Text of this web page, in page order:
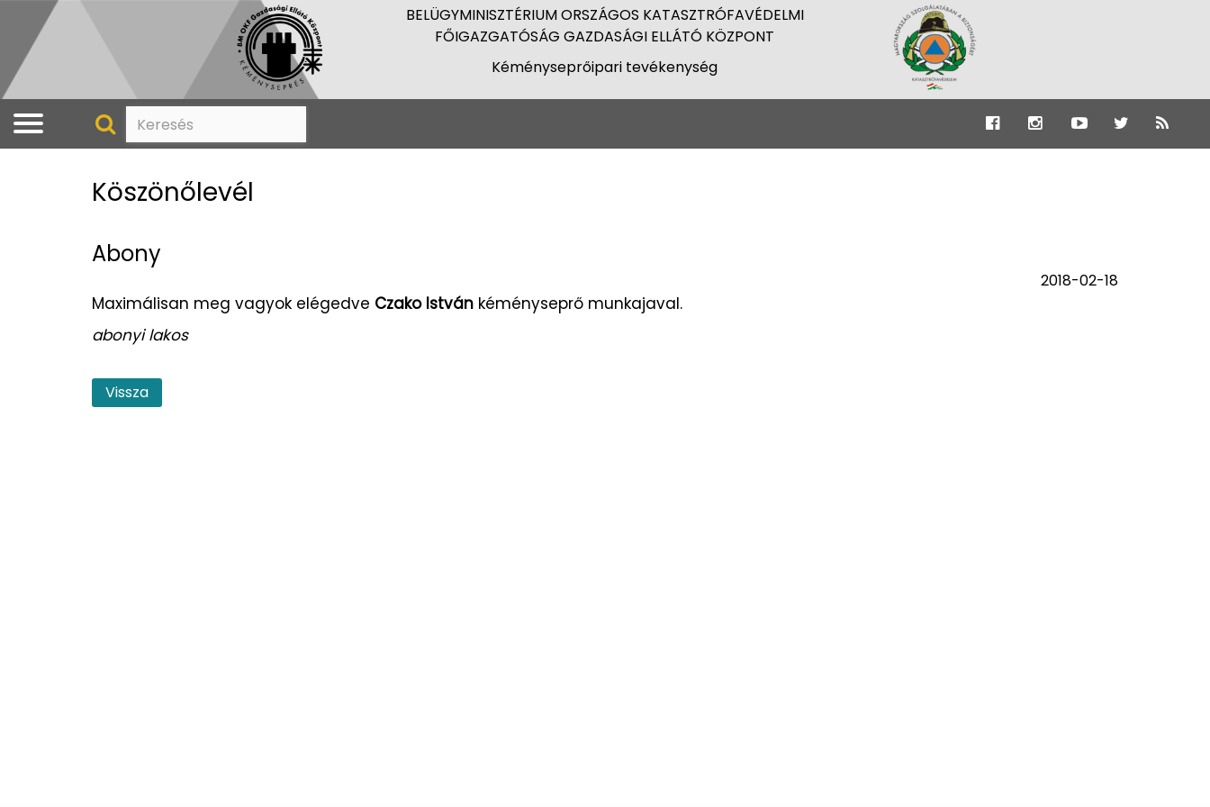
BELÜGYMINISZTÉRIUM ORSZÁGOS KATASZTRÓFAVÉDELMI
FŐIGAZGATÓSÁG GAZDASÁGI ELLÁTÓ KÖZPONT
Kéményseprőipari tevékenység
Köszönőlevél
Abony
2018-02-18
Maximálisan meg vagyok elégedve Czako István kéményseprő munkajaval.
abonyi lakos
Vissza